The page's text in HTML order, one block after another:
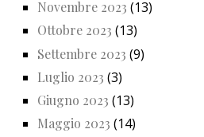
Novembre 2023 (13)
Ottobre 2023 (13)
Settembre 2023 (9)
Luglio 2023 (3)
Giugno 2023 (13)
Maggio 2023 (14)